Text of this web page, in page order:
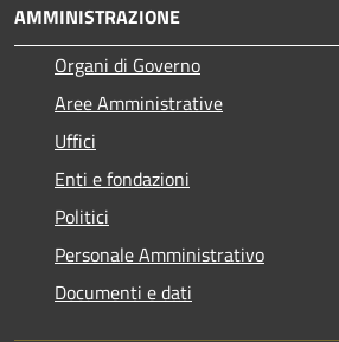
AMMINISTRAZIONE
Organi di Governo
Aree Amministrative
Uffici
Enti e fondazioni
Politici
Personale Amministrativo
Documenti e dati